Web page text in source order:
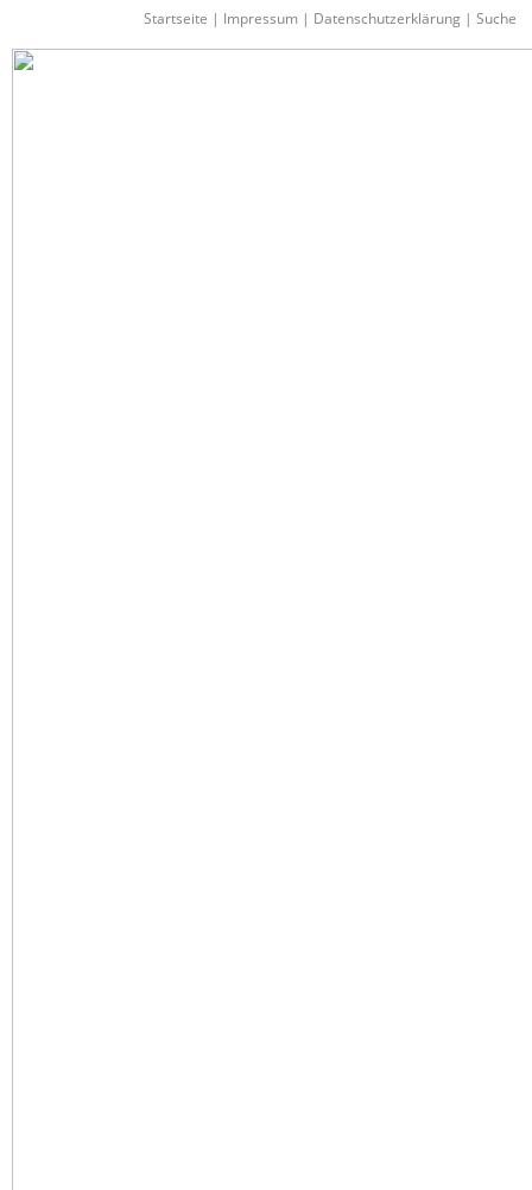
Startseite | Impressum | Datenschutzerklärung | Suche